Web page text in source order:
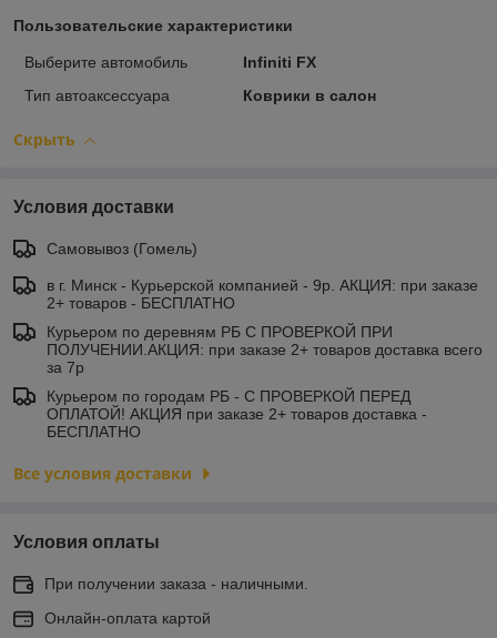
Пользовательские характеристики
Выберите автомобиль
Infiniti FX
Тип автоаксессуара
Коврики в салон
Скрыть
Условия доставки
Самовывоз (Гомель)
в г. Минск - Курьерской компанией - 9р. АКЦИЯ: при заказе
2+ товаров - БЕСПЛАТНО
Курьером по деревням РБ С ПРОВЕРКОЙ ПРИ
ПОЛУЧЕНИИ.АКЦИЯ: при заказе 2+ товаров доставка всего
за 7р
Курьером по городам РБ - С ПРОВЕРКОЙ ПЕРЕД
ОПЛАТОЙ! АКЦИЯ при заказе 2+ товаров доставка -
БЕСПЛАТНО
Все условия доставки
Условия оплаты
При получении заказа - наличными.
Онлайн-оплата картой